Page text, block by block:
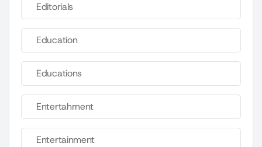
Editorials
Education
Educations
Entertahrnent
Entertainment